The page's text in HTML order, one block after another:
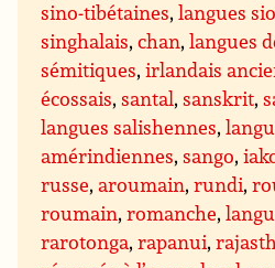
sino-tibétaines,langues
singhalais,chan,langues
sémitiques,irlandais
écossais,santal,sanskrit,
langues salishennes,
amérindiennes,sango,
russe,aroumain,rundi,
roumain,romanche,
rarotonga,rapanui,